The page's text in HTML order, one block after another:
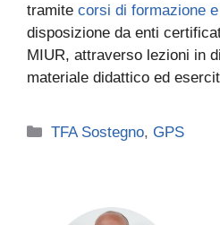
tramite corsi di formazione
disposizione da enti
MIUR, attraverso lezioni in
materiale didattico ed
Categorie
TFA Sostegno, GPS